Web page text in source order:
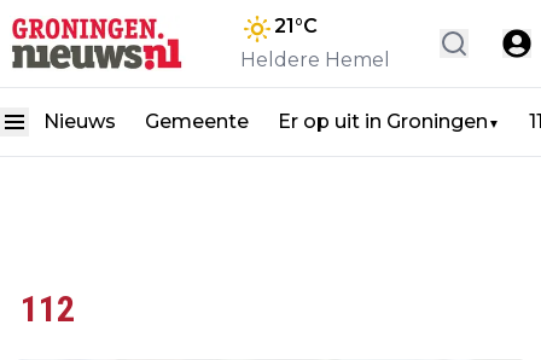
21°C
Heldere Hemel
Nieuws Gemeente Er op uit in Groningen ▼
112